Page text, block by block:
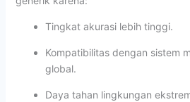
Tingkat akurasi lebih tinggi.
Kompatibilitas dengan sistem
global.
Daya tahan lingkungan